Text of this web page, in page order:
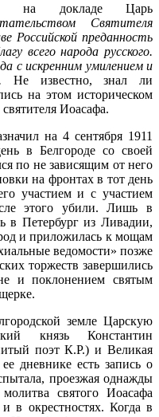
на докладе Царь
Святителя
Российской преданность
всего народа русского.
с искренним умилением и
Не известно, знал ли
на этом историческом
Иоасафа.
на 4 сентября 1911
в Белгороде со своей
по не зависящим от него
на фронтах в тот день
участием и с участием
этого убили. Лишь в
в Петербург из Ливадии,
и приложилась к мощам
ведомости» позже
торжеств завершились
и поклонением святым
земле Царскую
князь Константин
поэт К.Р.) и Великая
дневнике есть запись о
проезжая однажды
святого Иоасафа
в окрестностях. Когда в